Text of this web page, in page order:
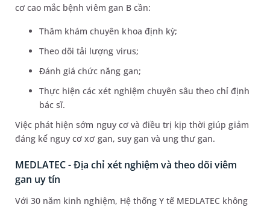
cơ cao mắc bệnh viêm gan B cần:
Thăm khám chuyên khoa định kỳ;
Theo dõi tải lượng virus;
Đánh giá chức năng gan;
Thực hiện các xét nghiệm chuyên sâu theo chỉ định
bác sĩ.
Việc phát hiện sớm nguy cơ và điều trị kịp thời giúp giảm
đáng kể nguy cơ xơ gan, suy gan và ung thư gan.
MEDLATEC - Địa chỉ xét nghiệm và theo dõi viêm
gan uy tín
Với 30 năm kinh nghiệm, Hệ thống Y tế MEDLATEC không